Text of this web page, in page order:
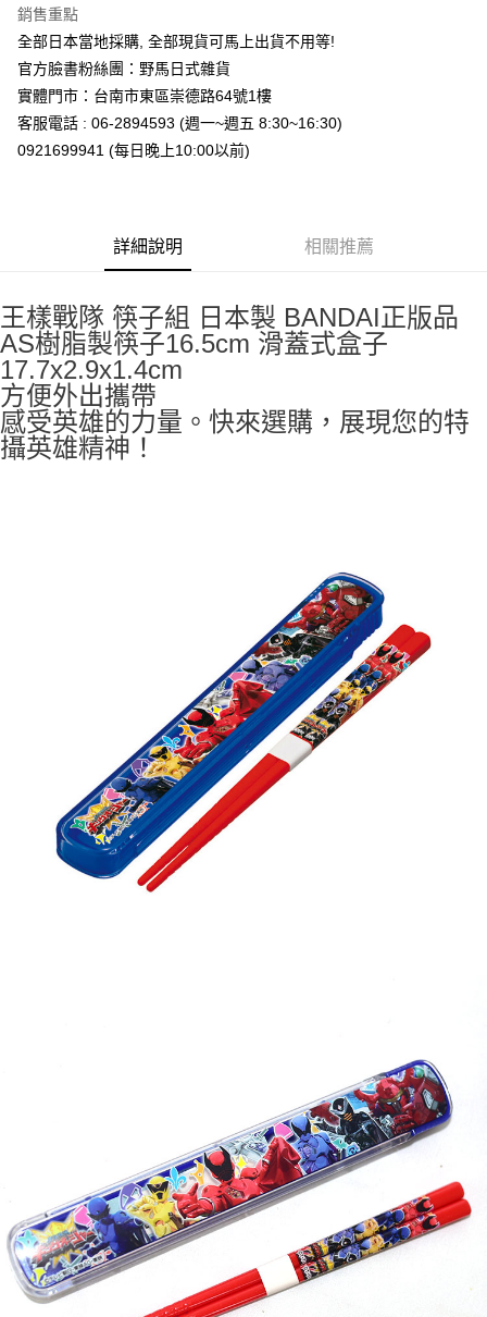
匯豐（台灣）商業銀行
聯邦商業銀行
遠東國際商業銀行
元大商業銀行
台新國際商業銀行
中國信託商業銀行
台灣樂天信用卡公司
街口支付
悠遊付
Google Pay
ATM付款
每筆NT$65，滿NT$999(含以上)免運費
付款後全家取貨
每筆NT$65，滿NT$999(含以上)免運費
7-11取貨付款
每筆NT$65，滿NT$999(含以上)免運費
付款後7-11取貨
銷售重點
全部日本當地採購, 全部現貨可馬上出貨不用等!
官方臉書粉絲團：野馬日式雜貨
實體門市：台南市東區崇德路64號1樓
客服電話 : 06-2894593 (週一~週五 8:30~16:30)
0921699941 (每日晚上10:00以前)
詳細說明 相關推薦
王樣戰隊 筷子組 日本製 BANDAI正版品
AS樹脂製筷子16.5cm 滑蓋式盒子
17.7x2.9x1.4cm
方便外出攜帶
感受英雄的力量。快來選購，展現您的特
攝英雄精神！